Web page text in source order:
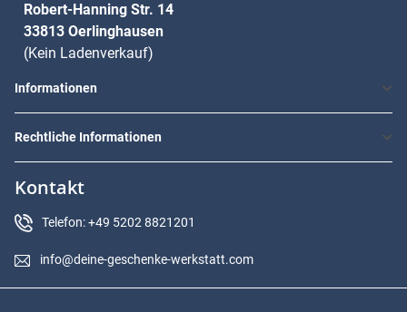
Robert-Hanning Str. 14
33813 Oerlinghausen
(Kein Ladenverkauf)
Informationen
Rechtliche Informationen
Kontakt
Telefon: +49 5202 8821201
info@deine-geschenke-werkstatt.com